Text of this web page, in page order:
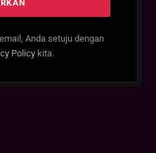
Anda setuju dengan
Policykita.